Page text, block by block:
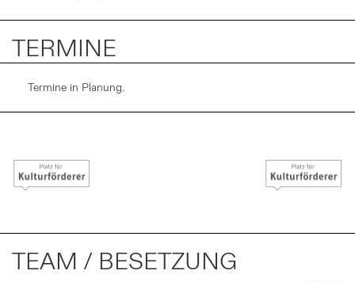
TERMINE
Termine in Planung.
TEAM / BESETZUNG